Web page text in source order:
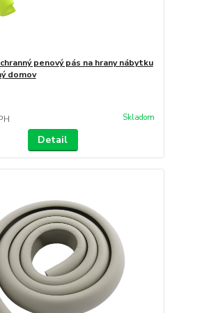
penový pás na hrany nábytku
domov
Skladom
Detail